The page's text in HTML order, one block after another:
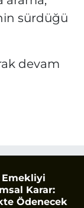
sürdüğü
devam
Emekliyi
Karar:
Ödenecek